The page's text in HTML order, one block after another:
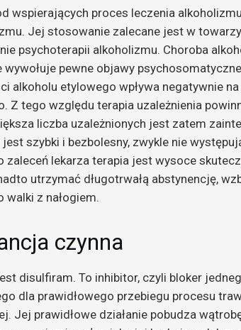
wspierających proces leczenia
Jej stosowanie zalecane jest w
psychoterapii alkoholizmu. Choroba
pewne objawy
alkoholu etylowego wpływa negatywnie
Z tego względu terapia uzależnienia
liczba uzależnionych jest zatem
szybki i bezbolesny, zwykle nie
lekarza terapia jest wysoce
utrzymać długotrwałą abstynencję,
walki z nałogiem.
czynna
disulfiram. To inhibitor, czyli bloker
dla prawidłowego przebiegu procesu
Jej prawidłowe działanie pobudza